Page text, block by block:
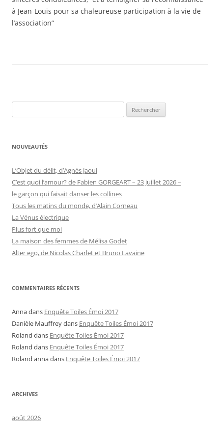
à Jean-Louis pour sa chaleureuse participation à la vie de
l’association”
NOUVEAUTÉS
L’Objet du délit, d’Agnès Jaoui
C’est quoi l’amour? de Fabien GORGEART – 23 juillet 2026 –
le garçon qui faisait danser les collines
Tous les matins du monde, d’Alain Corneau
La Vénus électrique
Plus fort que moi
La maison des femmes de Mélisa Godet
Alter ego, de Nicolas Charlet et Bruno Lavaine
COMMENTAIRES RÉCENTS
Annadans Enquête Toiles Émoi 2017
Danièle Mauffreydans Enquête Toiles Émoi 2017
Roland dans Enquête Toiles Émoi 2017
Roland dans Enquête Toiles Émoi 2017
Roland annadans Enquête Toiles Émoi 2017
ARCHIVES
août 2026